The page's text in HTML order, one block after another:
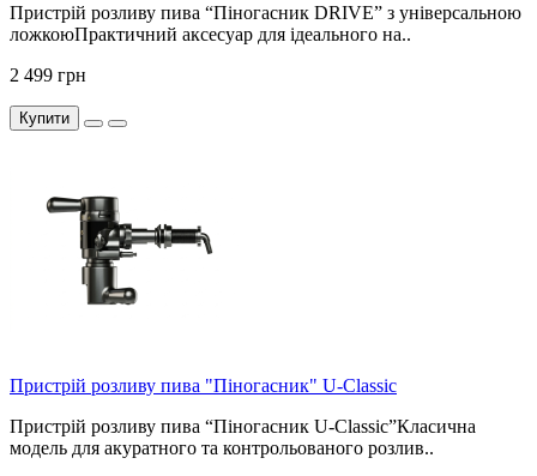
Пристрій розливу пива “Піногасник DRIVE” з універсальною
ложкоюПрактичний аксесуар для ідеального на..
2 499 грн
Купити
Пристрій розливу пива "Піногасник" U-Classic
Пристрій розливу пива “Піногасник U-Classic”Класична
модель для акуратного та контрольованого розлив..